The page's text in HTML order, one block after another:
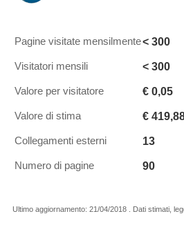
Pagine visitate mensilmente< 300
Visitatori mensili < 300
Valore per visitatore € 0,05
Valore di stima €
Collegamenti esterni 13
Numero di pagine 90
Ultimo aggiornamento: 21/04/2018 . Dati stimati,